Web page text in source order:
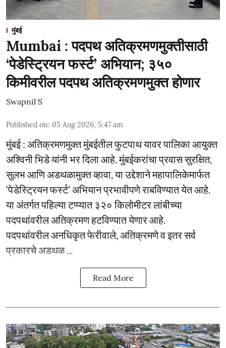
मुंबई
Mumbai : पदपथ अतिक्रमणमुक्तीसाठी
‘पेडेस्ट्रियन फर्स्ट’ अभियान; ३५०
किमीवरील पदपथ अतिक्रमणमुक्त होणार
Swapnil S
Published on: 05 Aug 2026, 5:47 am
मुंबई : अतिक्रमणमुक्त मुंबईतील फुटपाथ यावर पालिका आयुक्त
अश्विनी भिडे यांनी भर दिला आहे. मुंबईकरांचा प्रवास सुरक्षित,
सुलभ आणि अडथळामुक्त व्हावा, या उद्देशाने महापालिकेमार्फत
‘पेडेस्ट्रियन फर्स्ट’ अभियान प्रभावीपणे राबविण्यात येत आहे.
या अंतर्गत पहिल्या टप्प्यात ३२० किलोमीटर लांबीच्या
पदपथांवरील अतिक्रमण हटविण्यात येणार आहे.
पदपथांवरील अनधिकृत फेरीवाले, अतिक्रमणे व इतर सर्व
प्रकारचे अडथळ ...
Read More